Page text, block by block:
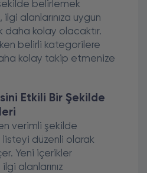
belirlemek
alanlarınıza uygun
kolay olacaktır.
belirli kategorilere
kolay takip etmenize
Etkili Bir Şekilde
verimli şekilde
listeyi düzenli olarak
Yeni içerikler
alanlarınız